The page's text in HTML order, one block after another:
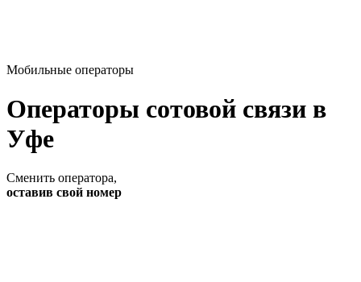
Мобильные операторы
Операторы сотовой связи в
Уфе
Сменить оператора,
оставив свой номер